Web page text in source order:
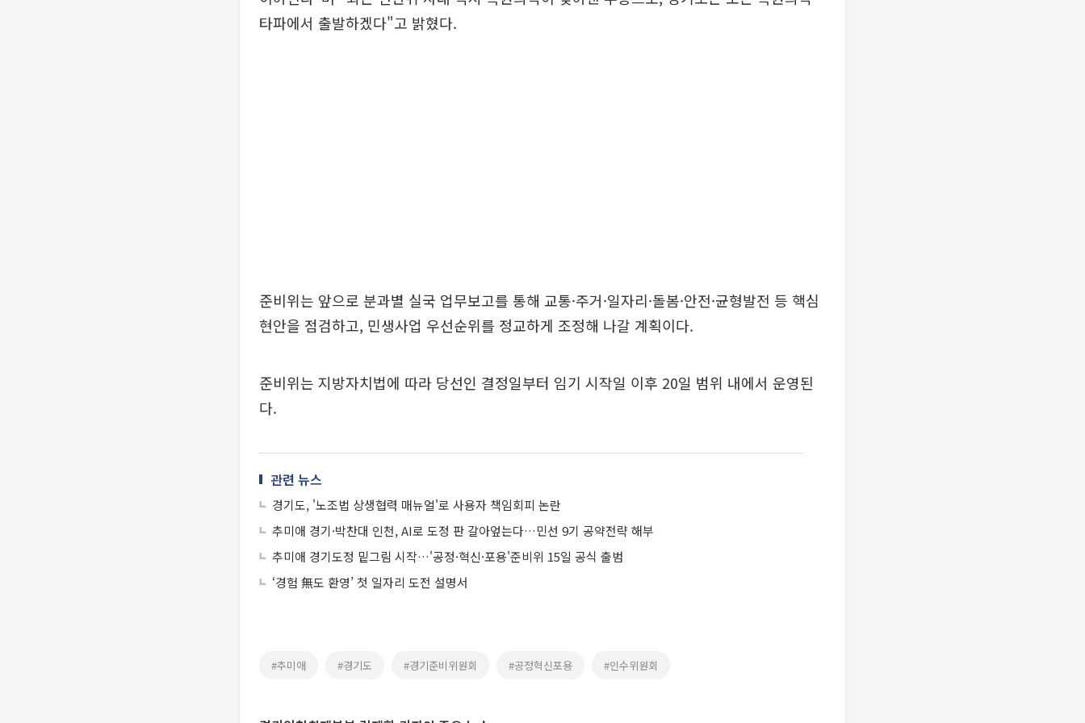
타파에서 출발하겠다"고 밝혔다.
준비위는 앞으로 분과별 실국 업무보고를 통해 교통·주거·일자리·돌봄·안전·균형발전 등 핵심
현안을 점검하고, 민생사업 우선순위를 정교하게 조정해 나갈 계획이다.
준비위는 지방자치법에 따라 당선인 결정일부터 임기 시작일 이후 20일 범위 내에서 운영된
다.
관련 뉴스
경기도, '노조법 상생협력 매뉴얼'로 사용자 책임회피 논란
추미애 경기·박찬대 인천, AI로 도정 판 갈아엎는다…민선 9기 공약전략 해부
추미애 경기도정 밑그림 시작…'공정·혁신·포용'준비위 15일 공식 출범
‘경험 無도 환영’ 첫 일자리 도전 설명서
#추미애 #경기도 #경기준비위원회 #공정혁신포용 #인수위원회